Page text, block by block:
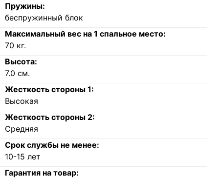
Пружины:
беспружинный блок
Максимальный вес на 1 спальное место:
70 кг.
Высота:
7.0 см.
Жесткость стороны 1:
Высокая
Жесткость стороны 2:
Средняя
Срок службы не менее:
10-15 лет
Гарантия на товар: